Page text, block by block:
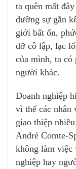
ta quên mất
dưỡng sự gắn
giới bất ổn,
đỡ cô lập, lạc
của mình, ta có
người khác.
Doanh nghiệp
vì thế các nhân
giao thiệp
André Comte-
không làm việc
nghiệp hay